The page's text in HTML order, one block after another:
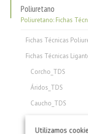
Poliuretano
Poliuretano: Fichas
Fichas Técnicas
Fichas Técnicas
Corcho_TDS
Áridos_TDS
Caucho_TDS
Utilizamos